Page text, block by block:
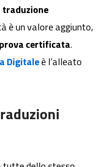
traduzione
è un valore aggiunto,
prova certificata.
Digitaleè l’alleato